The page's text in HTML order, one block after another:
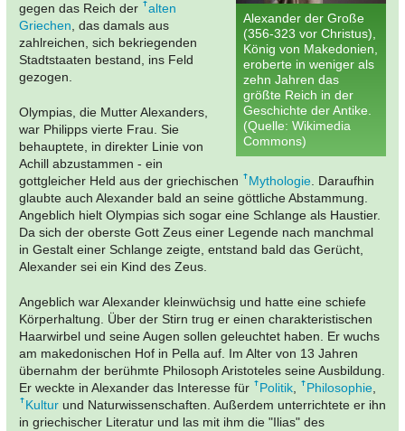
Alexander der Große
(356-323 vor Christus),
König von Makedonien,
eroberte in weniger als
zehn Jahren das
größte Reich in der
Geschichte der Antike.
(Quelle: Wikimedia
Commons)
gegen das Reich der
alten
Griechen, das damals aus
zahlreichen, sich bekriegenden
Stadtstaaten bestand, ins Feld
gezogen.
Olympias, die Mutter Alexanders,
war Philipps vierte Frau. Sie
behauptete, in direkter Linie von
Achill abzustammen - ein
gottgleicher Held aus der griechischen
Mythologie. Daraufhin
glaubte auch Alexander bald an seine göttliche Abstammung.
Angeblich hielt Olympias sich sogar eine Schlange als Haustier.
Da sich der oberste Gott Zeus einer Legende nach manchmal
in Gestalt einer Schlange zeigte, entstand bald das Gerücht,
Alexander sei ein Kind des Zeus.
Angeblich war Alexander kleinwüchsig und hatte eine schiefe
Körperhaltung. Über der Stirn trug er einen charakteristischen
Haarwirbel und seine Augen sollen geleuchtet haben. Er wuchs
am makedonischen Hof in Pella auf. Im Alter von 13 Jahren
übernahm der berühmte Philosoph Aristoteles seine Ausbildung.
Er weckte in Alexander das Interesse für
Politik, Philosophie,
Kultur und Naturwissenschaften. Außerdem unterrichtete er ihn
in griechischer Literatur und las mit ihm die "Ilias" des